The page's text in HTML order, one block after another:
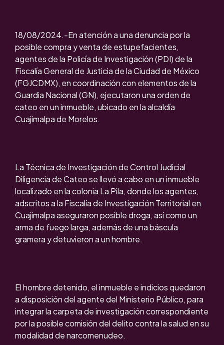
18/08/2024.-En atención a una denuncia por la
posible compra y venta de estupefacientes,
agentes de la Policía de Investigación (PDI) de la
Fiscalía General de Justicia de la Ciudad de México
(FGJCDMX), en coordinación con elementos de la
Guardia Nacional (GN), ejecutaron una orden de
cateo en un inmueble, ubicado en la alcaldía
Cuajimalpa de Morelos.
La Técnica de Investigación de Control Judicial
Diligencia de Cateo se llevó a cabo en un inmueble
localizado en la colonia La Pila, donde los agentes,
adscritos a la Fiscalía de Investigación Territorial en
Cuajimalpa aseguraron posible droga, así como un
arma de fuego larga, además de una báscula
gramera y detuvieron a un hombre.
El hombre detenido, el inmueble e indicios quedaron
a disposición del agente del Ministerio Público, para
integrar la carpeta de investigación correspondiente
por la posible comisión del delito contra la salud en su
modalidad de narcomenudeo.